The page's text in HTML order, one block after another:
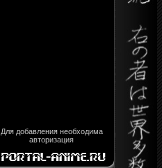
Для добавления необходима
авторизация